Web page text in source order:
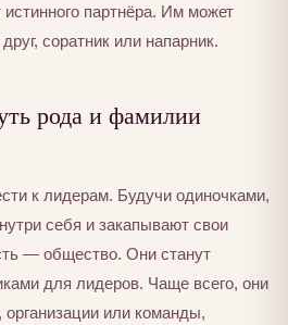
истинного партнёра. Им может
соратник или напарник.
рода и фамилии
к лидерам. Будучи одиночками,
себя и закапывают свои
— общество. Они станут
для лидеров. Чаще всего, они
организации или команды,